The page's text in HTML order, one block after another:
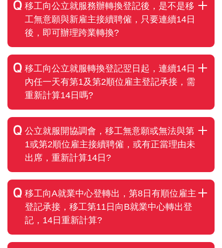
移工向公立就服務辦轉換登記後，是不是移
工無意願與新雇主接續聘僱，只要連續14日
後，即可辦理跨業轉換?
移工向公立就服轉換登記翌日起，連續14日
內任一天有第1及第2順位雇主登記承接，需
重新計算14日嗎?
公立就服開協調會，移工無意願或無法與第
1或第2順位雇主接續聘僱，或有正當理由未
出席，重新計算14日?
移工向A就業中心登轉出，第8日有順位雇主
登記承接，移工第11日向B就業中心轉出登
記，14日重新計算?